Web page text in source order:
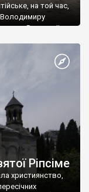
на той час,
Василю ІІ, та
християнином.
Таврійського
Ріпсіме
християнство,